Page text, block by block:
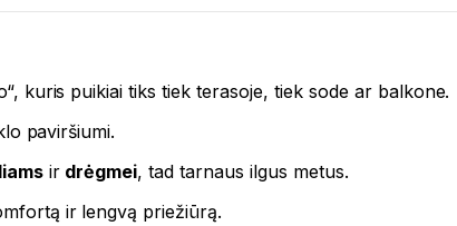
kuris puikiai tiks tiek terasoje, tiek sode ar balkone.
paviršiumi.
ir drėgmei, tad tarnaus ilgus metus.
ir lengvą priežiūrą.